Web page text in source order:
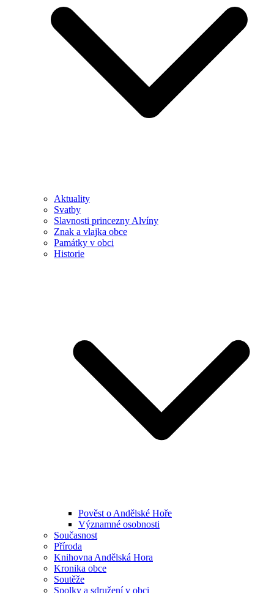
Aktuality
Svatby
Slavnosti princezny Alvíny
Znak a vlajka obce
Památky v obci
Historie
Pověst o Andělské Hoře
Významné osobnosti
Současnost
Příroda
Knihovna Andělská Hora
Kronika obce
Soutěže
Spolky a sdružení v obci